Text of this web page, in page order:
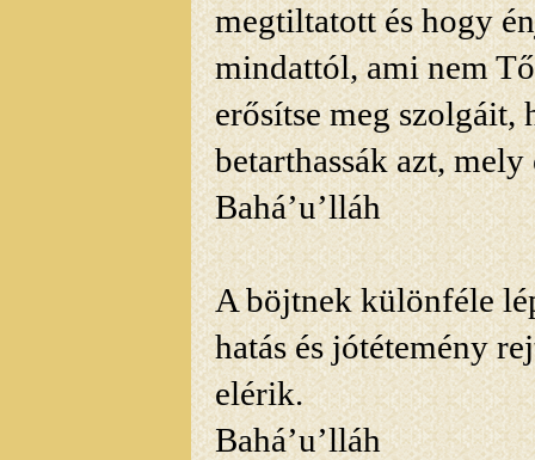
megtiltatott és hogy
mindattól, ami nem
erősítse meg szolgáit,
betarthassák azt,
Bahá’u’lláh
Aböjtnek különféle
hatás és jótétemény
elérik.
Bahá’u’lláh